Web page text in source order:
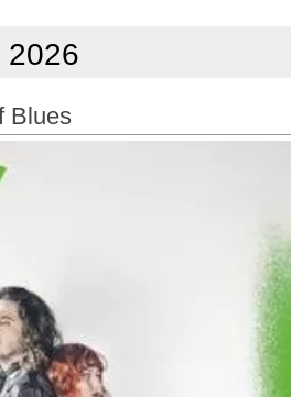
2026
Blues